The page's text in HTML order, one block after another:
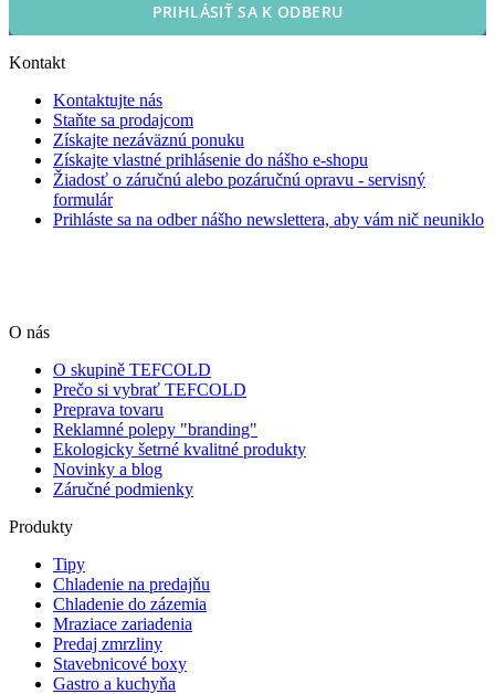
PRIHLÁSIŤ SA K ODBERU
Kontakt
Kontaktujte nás
Staňte sa prodajcom
Získajte nezáväznú ponuku
Získajte vlastné prihlásenie do nášho e-shopu
Žiadosť o záručnú alebo pozáručnú opravu - servisný
formulár
Prihláste sa na odber nášho newslettera, aby vám nič neuniklo
O nás
O skupině TEFCOLD
Prečo si vybrať TEFCOLD
Preprava tovaru
Reklamné polepy "branding"
Ekologicky šetrné kvalitné produkty
Novinky a blog
Záručné podmienky
Produkty
Tipy
Chladenie na predajňu
Chladenie do zázemia
Mraziace zariadenia
Predaj zmrzliny
Stavebnicové boxy
Gastro a kuchyňa